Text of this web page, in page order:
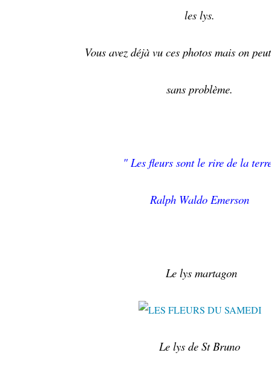
les lys.
Vous avez déjà vu ces photos mais on
sans problème.
" Les fleurs sont le rire de la
Ralph Waldo Emerson
Le lys martagon
Le lys de St Bruno